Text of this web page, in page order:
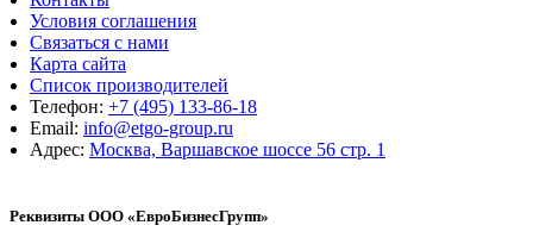
Условия соглашения
Связаться с нами
Карта сайта
Список производителей
Телефон: +7 (495) 133-86-18
Email: info@etgo-group.ru
Адрес: Москва, Варшавское шоссе 56 стр. 1
Реквизиты ООО «ЕвроБизнесГрупп»